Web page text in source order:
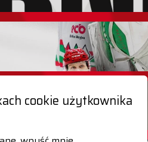
cookie użytkownika